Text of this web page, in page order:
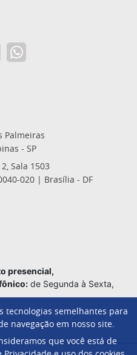
Palmeiras
- SP
Sala 1503
020 | Brasília - DF
presencial,
de Segunda à Sexta,
tecnologias semelhantes para
navegação em nosso site.
que você está de